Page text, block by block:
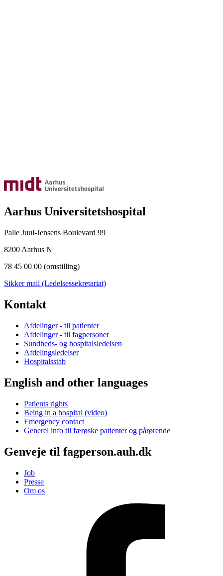
Aarhus Universitetshospital
Palle Juul-Jensens Boulevard 99
8200 Aarhus N
78 45 00 00 (omstilling)
Sikker mail (Ledelsessekretariat)
Kontakt
Afdelinger - til patienter
Afdelinger - til fagpersoner
Sundheds- og hospitalsledelsen
Afdelingsledelser
Hospitalsstab
English and other languages
Patients rights
Being in a hospital (video)
Emergency contact
Generel info til færøske patienter og pårørende
Genveje til fagperson.auh.dk
Job
Presse
Om os